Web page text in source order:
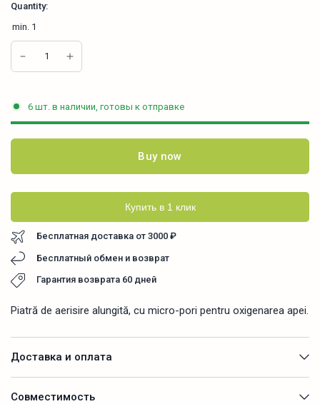
Quantity:
min. 1
6 шт. в наличии, готовы к отправке
Buy now
Купить в 1 клик
Бесплатная доставка от 3000 ₽
Бесплатный обмен и возврат
Гарантия возврата 60 дней
Piatră de aerisire alungită, cu micro-pori pentru oxigenarea apei.
Доставка и оплата
Совместимость